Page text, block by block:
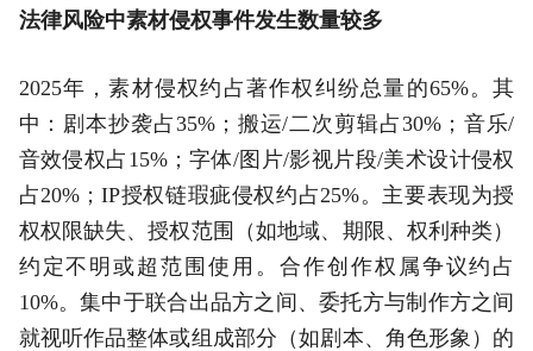
法律风险中素材侵权事件发生数量较多
2025年，素材侵权约占著作权纠纷总量的65%。其
中：剧本抄袭占35%；搬运/二次剪辑占30%；音乐/
音效侵权占15%；字体/图片/影视片段/美术设计侵权
占20%；IP授权链瑕疵侵权约占25%。主要表现为授
权权限缺失、授权范围（如地域、期限、权利种类）
约定不明或超范围使用。合作创作权属争议约占
10%。集中于联合出品方之间、委托方与制作方之间
就视听作品整体或组成部分（如剧本、角色形象）的